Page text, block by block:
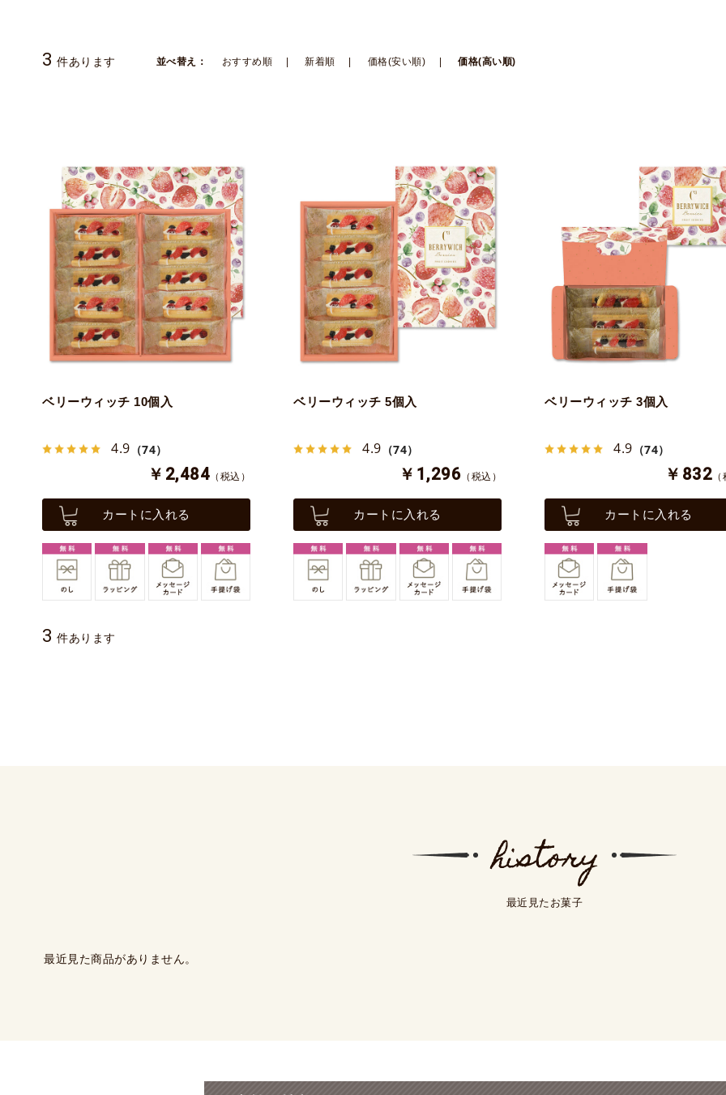
3 件あります 並べ替え： おすすめ順 新着順 価格(安い順) 価格(高い順)
ベリーウィッチ 10個入
4.9 （74）
￥2,484 （税込）
カートに入れる
ベリーウィッチ 5個入
4.9 （74）
￥1,296 （税込）
カートに入れる
ベリーウィッチ 3個入
4.9 （74）
￥832
カートに入れる
3 件あります
最近見たお菓子
最近見た商品がありません。